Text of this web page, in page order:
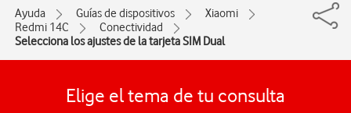
Ayuda Guías de dispositivos
Xiaomi
Redmi 14C
Conectividad
Selecciona los ajustes de la tarjeta SIM Dual
Elige el tema de tu consulta